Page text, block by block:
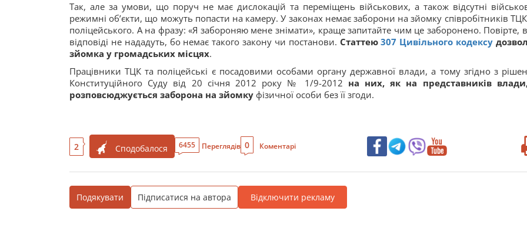
Так, але за умови, що поруч не має дислокацій та переміщень військових, а також відсутні
режимні об’єкти, що можуть попасти на камеру. У законах немає заборони на зйомку співробітників
поліцейського. А на фразу: «Я забороняю мене знімати», краще запитайте чим це заборонено. Повірте,
відповіді не нададуть, бо немає такого закону чи постанови. Статтею307 Цивільного кодексу
зйомка у громадських місцях.
Працівники ТЦК та поліцейські є посадовими особами органу державної влади, а тому згідно з
Конституційного Суду від 20 січня 2012 року № 1/9-2012 на них, як на представників
розповсюджується заборона на зйомку фізичної особи без її згоди.
2 Сподобалося 6455 Переглядів 0 Коментарі
Подякувати Підписатися на автора Відключити рекламу